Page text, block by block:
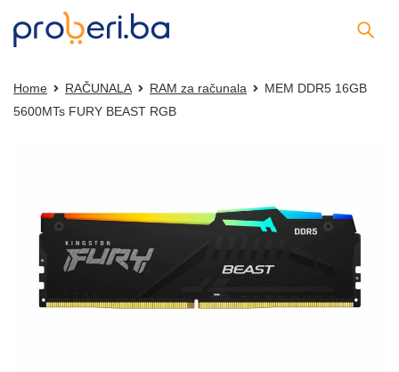
Home RAČUNALA RAM za računala
MEM DDR5 16GB
5600MTs FURY BEAST RGB